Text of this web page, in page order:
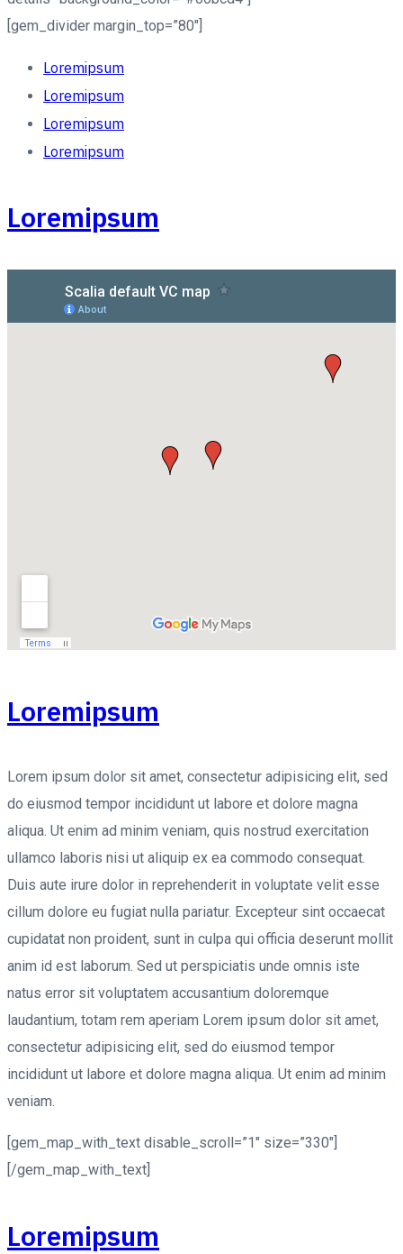
[gem_divider margin_top=”80″]
Loremipsum
Loremipsum
Loremipsum
Loremipsum
Loremipsum
Loremipsum
Lorem ipsum dolor sit amet, consectetur adipisicing elit, sed
do eiusmod tempor incididunt ut labore et dolore magna
aliqua. Ut enim ad minim veniam, quis nostrud exercitation
ullamco laboris nisi ut aliquip ex ea commodo consequat.
Duis aute irure dolor in reprehenderit in voluptate velit esse
cillum dolore eu fugiat nulla pariatur. Excepteur sint occaecat
cupidatat non proident, sunt in culpa qui officia deserunt mollit
anim id est laborum. Sed ut perspiciatis unde omnis iste
natus error sit voluptatem accusantium doloremque
laudantium, totam rem aperiam Lorem ipsum dolor sit amet,
consectetur adipisicing elit, sed do eiusmod tempor
incididunt ut labore et dolore magna aliqua. Ut enim ad minim
veniam.
[gem_map_with_text disable_scroll=”1″ size=”330″]
[/gem_map_with_text]
Loremipsum